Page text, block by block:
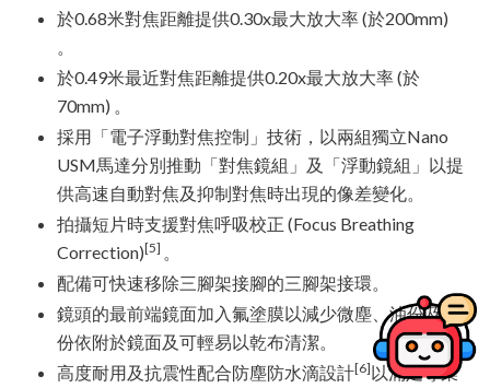
於0.68米對焦距離提供0.30x最大放大率 (於200mm)
。
於0.49米最近對焦距離提供0.20x最大放大率 (於
70mm) 。
採用「電子浮動對焦控制」技術，以兩組獨立Nano
USM馬達分別推動「對焦鏡組」及「浮動鏡組」以提
供高速自動對焦及抑制對焦時出現的像差變化。
拍攝短片時支援對焦呼吸校正 (Focus Breathing
Correction)[5] 。
配備可快速移除三腳架接腳的三腳架接環。
鏡頭的最前端鏡面加入氟塗膜以減少微塵、油份及水
份依附於鏡面及可輕易以乾布清潔。
高度耐用及抗震性配合防塵防水滴設計[6]以滿足專業